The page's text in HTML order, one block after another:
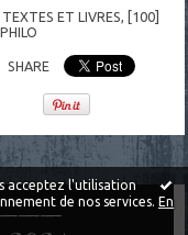
acceptez l'utilisation
de nos services. En
TEXTES ET LIVRES,
[100]
SHARE